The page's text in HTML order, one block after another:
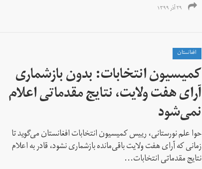
۲۹ آذر ۱۳۹۹
افغانستان
کمیسیون انتخابات: بدون بازشماری
آرای هفت ولایت، نتایج مقدماتی اعلام
نمی‌شود
حوا علم نورستانی، رییس کمیسیون انتخابات افغانستان می‌گوید تا
زمانی که آرای هفت ولایت باقی‌مانده بازشماری نشود، قادر به اعلام
نتایج مقدماتی انتخابات...